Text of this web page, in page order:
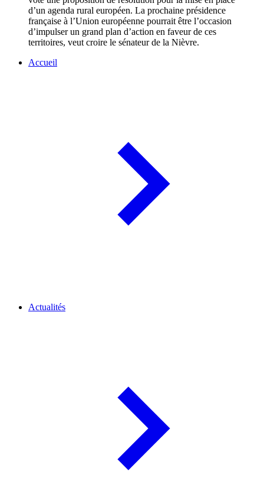
d’un agenda rural européen. La prochaine présidence
française à l’Union européenne pourrait être l’occasion
d’impulser un grand plan d’action en faveur de ces
territoires, veut croire le sénateur de la Nièvre.
Accueil
Actualités